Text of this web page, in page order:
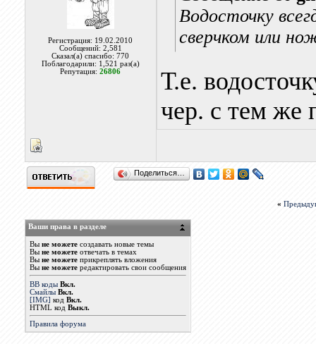
Регистрация: 19.02.2010
Сообщений: 2,581
Сказал(а) спасибо: 770
Поблагодарили: 1,521 раз(а)
Репутация:26806
Водосточку
сверчком или
Т.е.
чер. с тем же
Поделиться…
«
Ваши права в разделе
Вы не можетесоздавать новые темы
Вы не можетеотвечать в темах
Вы не можетеприкреплять вложения
Вы не можетередактировать свои сообщения
BB коды Вкл.
Смайлы Вкл.
[IMG] код Вкл.
HTML код Выкл.
Правила форума